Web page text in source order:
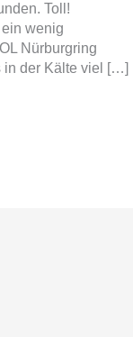
Toll!
wenig
Nürburgring
in der Kälte viel […]